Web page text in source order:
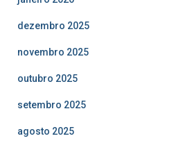
dezembro 2025
novembro 2025
outubro 2025
setembro 2025
agosto 2025